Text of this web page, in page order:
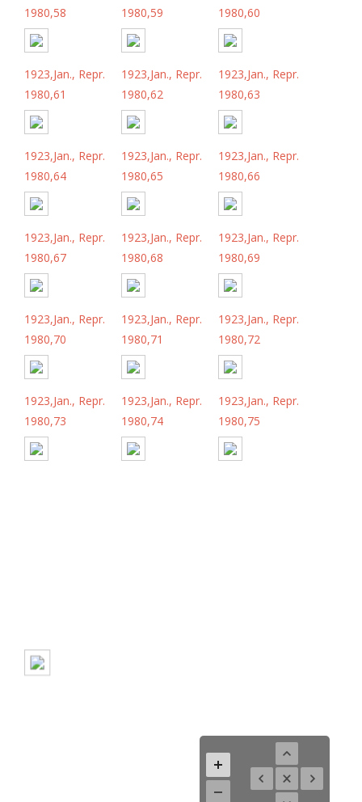
1980,58 1980,59 1980,60
1923,Jan., Repr.
1980,61
1923,Jan., Repr.
1980,62
1923,Jan., Repr.
1980,63
1923,Jan., Repr.
1980,64
1923,Jan., Repr.
1980,65
1923,Jan., Repr.
1980,66
1923,Jan., Repr.
1980,67
1923,Jan., Repr.
1980,68
1923,Jan., Repr.
1980,69
1923,Jan., Repr.
1980,70
1923,Jan., Repr.
1980,71
1923,Jan., Repr.
1980,72
1923,Jan., Repr.
1980,73
1923,Jan., Repr.
1980,74
1923,Jan., Repr.
1980,75